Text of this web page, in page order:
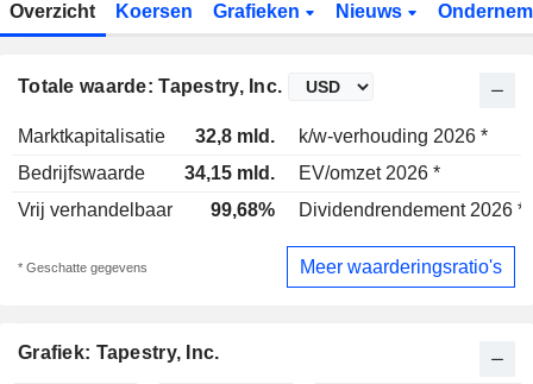
Overzicht Koersen Grafieken Nieuws
Totale waarde: Tapestry, Inc.
Marktkapitalisatie 32,8 mld.
k/w-verhouding 2026 *
Bedrijfswaarde
34,15 mld.
EV/omzet 2026 *
Vrij verhandelbaar
99,68% Dividendrendement 2026 *
* Geschatte gegevens Meer waarderingsratio's
Grafiek: Tapestry, Inc.